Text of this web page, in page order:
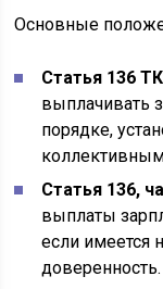
Основные
Статья 136
выплачивать
порядке,
Статья 136,
выплаты
если
доверенность.